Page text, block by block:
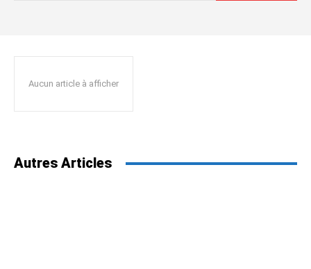
Aucun article à afficher
Autres Articles